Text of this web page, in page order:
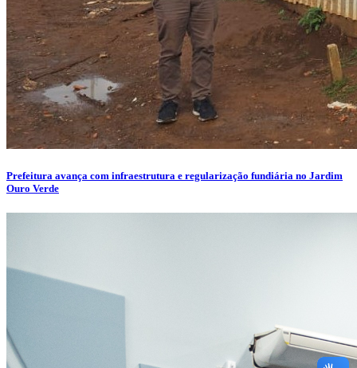
Prefeitura avança com infraestrutura e regularização fundiária no Jardim
Ouro Verde